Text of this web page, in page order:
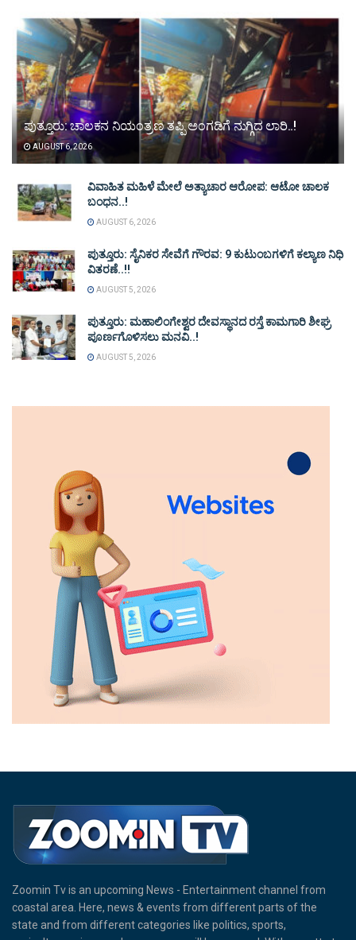
ಪುತ್ತೂರು: ಚಾಲಕನ ನಿಯಂತ್ರಣ ತಪ್ಪಿ ಅಂಗಡಿಗೆ ನುಗ್ಗಿದ ಲಾರಿ..!
AUGUST 6, 2026
ವಿವಾಹಿತ ಮಹಿಳೆ ಮೇಲೆ ಅತ್ಯಾಚಾರ ಆರೋಪ: ಆಟೋ ಚಾಲಕ
ಬಂಧನ..!
AUGUST 6, 2026
ಪುತ್ತೂರು: ಸೈನಿಕರ ಸೇವೆಗೆ ಗೌರವ: 9 ಕುಟುಂಬಗಳಿಗೆ ಕಲ್ಯಾಣ ನಿಧಿ
ವಿತರಣೆ..!!
AUGUST 5, 2026
ಪುತ್ತೂರು: ಮಹಾಲಿಂಗೇಶ್ವರ ದೇವಸ್ಥಾನದ ರಸ್ತೆ ಕಾಮಗಾರಿ ಶೀಘ್ರ
ಪೂರ್ಣಗೊಳಿಸಲು ಮನವಿ..!
AUGUST 5, 2026
Zoomin Tv is an upcoming News - Entertainment channel from
coastal area. Here, news & events from different parts of the
state and from different categories like politics, sports,